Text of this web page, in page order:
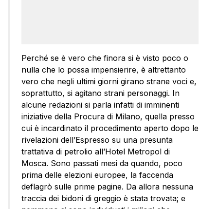
Perché se è vero che finora si è visto poco o
nulla che lo possa impensierire, è altrettanto
vero che negli ultimi giorni girano strane voci e,
soprattutto, si agitano strani personaggi. In
alcune redazioni si parla infatti di imminenti
iniziative della Procura di Milano, quella presso
cui è incardinato il procedimento aperto dopo le
rivelazioni dell’Espresso su una presunta
trattativa di petrolio all’Hotel Metropol di
Mosca. Sono passati mesi da quando, poco
prima delle elezioni europee, la faccenda
deflagrò sulle prime pagine. Da allora nessuna
traccia dei bidoni di greggio è stata trovata; e